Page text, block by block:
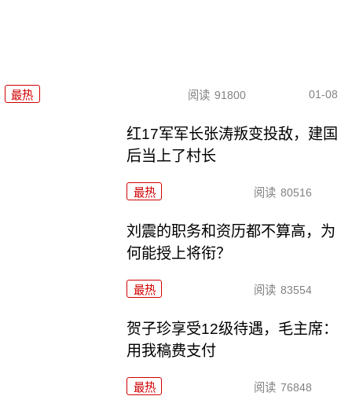
最热 阅读 91800 01-08
红17军军长张涛叛变投敌，建国
后当上了村长
最热 阅读 80516
刘震的职务和资历都不算高，为
何能授上将衔？
最热 阅读 83554
贺子珍享受12级待遇，毛主席：
用我稿费支付
最热 阅读 76848